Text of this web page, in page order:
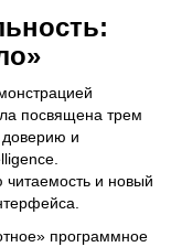
посвящена трем
и
и новый
программное